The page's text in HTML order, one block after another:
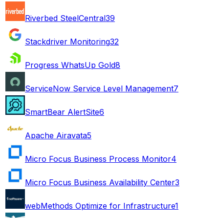
Riverbed SteelCentral39
Stackdriver Monitoring32
Progress WhatsUp Gold8
ServiceNow Service Level Management7
SmartBear AlertSite6
Apache Airavata5
Micro Focus Business Process Monitor4
Micro Focus Business Availability Center3
webMethods Optimize for Infrastructure1